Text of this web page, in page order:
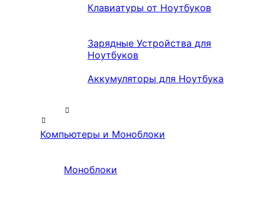
Клавиатуры от Ноутбуков
Зарядные Устройства для
Ноутбуков
Аккумуляторы для Ноутбука
Компьютеры и Моноблоки
Моноблоки